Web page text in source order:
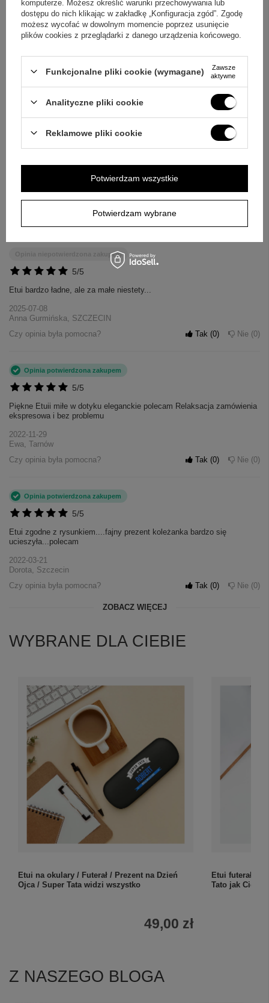
5.00
Liczba wystawionych opinii: 6
Napisz swoją opinię
5/5
Opinia niepotwierdzona zakupem
Etui bardzo ładne, ale za małe niestety...
2025-07-08
Anna Gurmińska, SZCZECIN
Czy opinia była pomocna?
Tak 0 Nie 0
5/5
Opinia potwierdzona zakupem
Piękne Etuii miłe w dotyku eleganckie polecam Relaksacja zamówienia
ekspresowa i bez problemu
2022-11-29
Ewa, Tarnów
Czy opinia była pomocna?
Tak 0 Nie 0
5/5
Opinia potwierdzona zakupem
Etui zgodne z rysunkiem....fajny prezent koleżanka bardzo się
ucieszyła...polecam
2022-03-21
Dorota, Szczecin
Czy opinia była pomocna?
Tak 0 Nie 0
ZOBACZ WIĘCEJ
WYBRANE DLA CIEBIE
Etui na okulary / Futerał / Prezent na Dzień
Ojca / Super Tata widzi wszystko
49,00 zł
Etui futerał na
Tato jak Cię
Z NASZEGO BLOGA
komputerze. Możesz określić warunki przechowywania lub
dostępu do nich klikając w zakładkę „Konfiguracja zgód”. Zgodę
możesz wycofać w dowolnym momencie poprzez usunięcie
plików cookies z przeglądarki z danego urządzenia końcowego.
Funkcjonalne pliki cookie (wymagane)
Zawsze
aktywne
Analityczne pliki cookie
Reklamowe pliki cookie
Potwierdzam wybrane
Potwierdzam wszystkie